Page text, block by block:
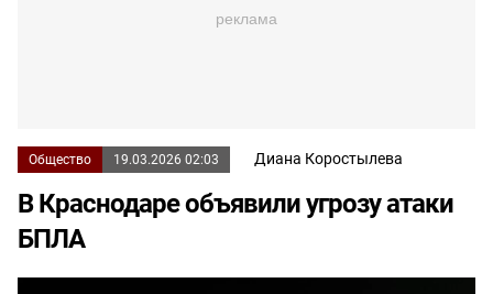
Общество 19.03.2026 02:03 Диана Коростылева
В Краснодаре объявили угрозу атаки
БПЛА